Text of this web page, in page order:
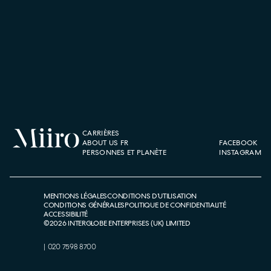
CARRIÈRES
ABOUT US FR
PERSONNES ET PLANÈTE
FACEBOOK
INSTAGRAM
MENTIONS LÉGALESCONDITIONS D’UTILISATION
CONDITIONS GÉNÉRALESPOLITIQUE DE CONFIDENTIALITÉ
ACCESSIBILITÉ
©2026INTERGLOBE ENTERPRISES (UK) LIMITED
| 020 7598 8700